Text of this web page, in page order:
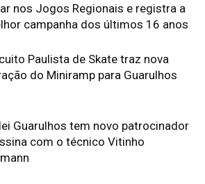
nos Jogos Regionais e registra a
campanha dos últimos 16 anos
Paulista de Skate traz nova
do Miniramp para Guarulhos
Guarulhos tem novo patrocinador
com o técnico Vitinho